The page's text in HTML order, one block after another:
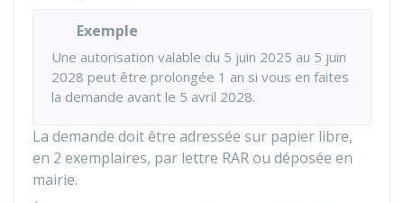
Exemple
Une autorisation valable du 5 juin 2025 au 5 juin
2028 peut être prolongée 1 an si vous en faites
la demande avant le 5 avril 2028.
La demande doit être adressée sur papier libre,
en 2 exemplaires, par lettre RARou déposée en
mairie.